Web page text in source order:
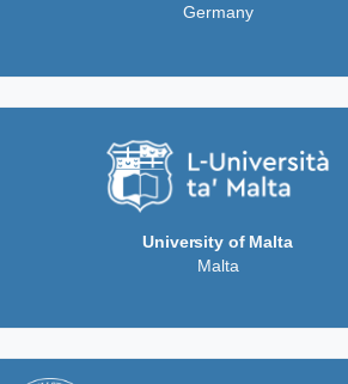
Germany
University of Malta
Malta